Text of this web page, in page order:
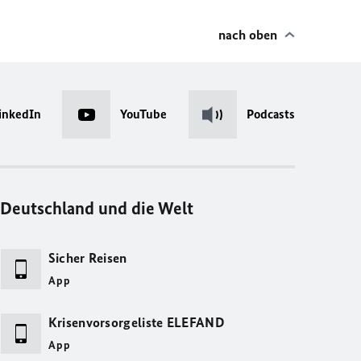
nach oben
YouTube Podcasts
Deutschland und die Welt
Sicher Reisen
App
Krisenvorsorgeliste ELEFAND
App